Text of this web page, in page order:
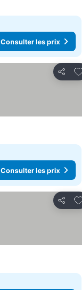
Consulter les prix
Consulter les prix